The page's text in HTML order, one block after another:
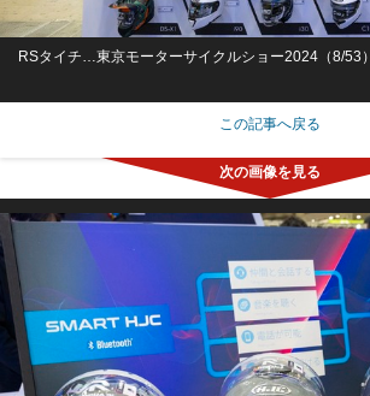
RSタイチ…東京モーターサイクルショー2024（8/53）
この記事へ戻る